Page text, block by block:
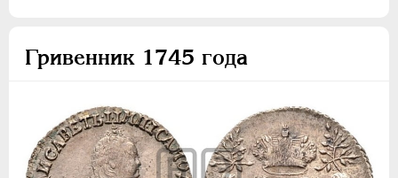
Гривенник 1745 года
Полуполтинник
Медь
Пробные